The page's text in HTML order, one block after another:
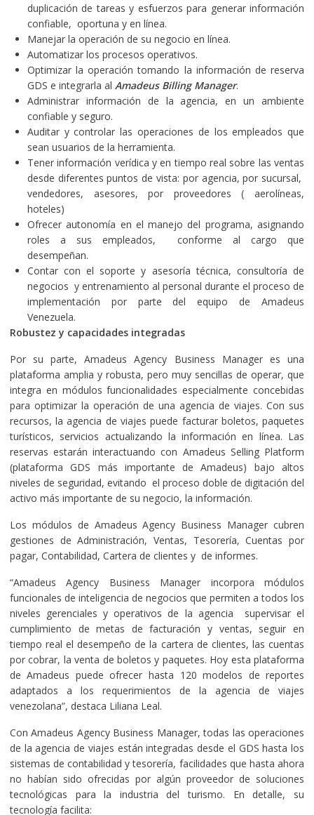
duplicación de tareas y esfuerzos para generar información
confiable, oportuna y en línea.
Manejar la operación de su negocio en línea.
Automatizar los procesos operativos.
Optimizar la operación tomando la información de reserva
GDS e integrarla al Amadeus Billing Manager.
Administrar información de la agencia, en un ambiente
confiable y seguro.
Auditar y controlar las operaciones de los empleados que
sean usuarios de la herramienta.
Tener información verídica y en tiempo real sobre las ventas
desde diferentes puntos de vista: por agencia, por sucursal,
vendedores, asesores, por proveedores ( aerolíneas,
hoteles)
Ofrecer autonomía en el manejo del programa, asignando
roles a sus empleados, conforme al cargo que
desempeñan.
Contar con el soporte y asesoría técnica, consultoría de
negocios y entrenamiento al personal durante el proceso de
implementación por parte del equipo de Amadeus
Venezuela.
Robustez y capacidades integradas
Por su parte, Amadeus Agency Business Manager es una
plataforma amplia y robusta, pero muy sencillas de operar, que
integra en módulos funcionalidades especialmente concebidas
para optimizar la operación de una agencia de viajes. Con sus
recursos, la agencia de viajes puede facturar boletos, paquetes
turísticos, servicios actualizando la información en línea. Las
reservas estarán interactuando con Amadeus Selling Platform
(plataforma GDS más importante de Amadeus) bajo altos
niveles de seguridad, evitando el proceso doble de digitación del
activo más importante de su negocio, la información.
Los módulos de Amadeus Agency Business Manager cubren
gestiones de Administración, Ventas, Tesorería, Cuentas por
pagar, Contabilidad, Cartera de clientes y de informes.
“Amadeus Agency Business Manager incorpora módulos
funcionales de inteligencia de negocios que permiten a todos los
niveles gerenciales y operativos de la agencia supervisar el
cumplimiento de metas de facturación y ventas, seguir en
tiempo real el desempeño de la cartera de clientes, las cuentas
por cobrar, la venta de boletos y paquetes. Hoy esta plataforma
de Amadeus puede ofrecer hasta 120 modelos de reportes
adaptados a los requerimientos de la agencia de viajes
venezolana”, destaca Liliana Leal.
Con Amadeus Agency Business Manager, todas las operaciones
de la agencia de viajes están integradas desde el GDS hasta los
sistemas de contabilidad y tesorería, facilidades que hasta ahora
no habían sido ofrecidas por algún proveedor de soluciones
tecnológicas para la industria del turismo. En detalle, su
tecnología facilita: